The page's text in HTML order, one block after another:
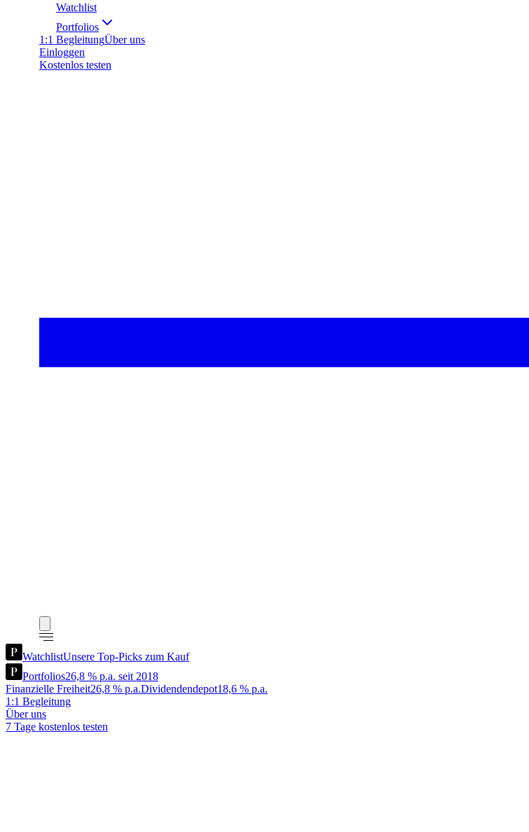
Watchlist
Portfolios
1:1 BegleitungÜber uns
Einloggen
Kostenlos testen
WatchlistUnsere Top-Picks zum Kauf
Portfolios26,8 % p.a. seit 2018
Finanzielle Freiheit26,8 % p.a.Dividendendepot18,6 % p.a.
1:1 Begleitung
Über uns
7 Tage kostenlos testen